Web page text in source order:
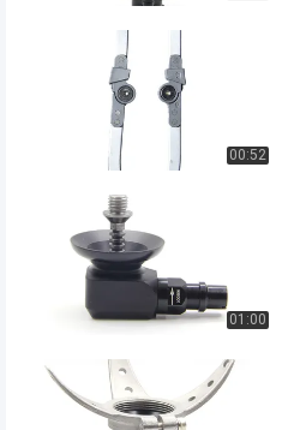
00:52
01:00